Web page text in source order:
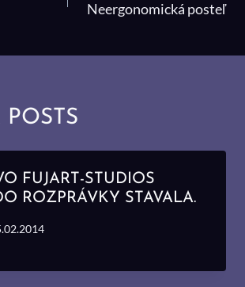
Neergonomická posteľ
FUJART-STUDIOS
ROZPRÁVKY STAVALA.